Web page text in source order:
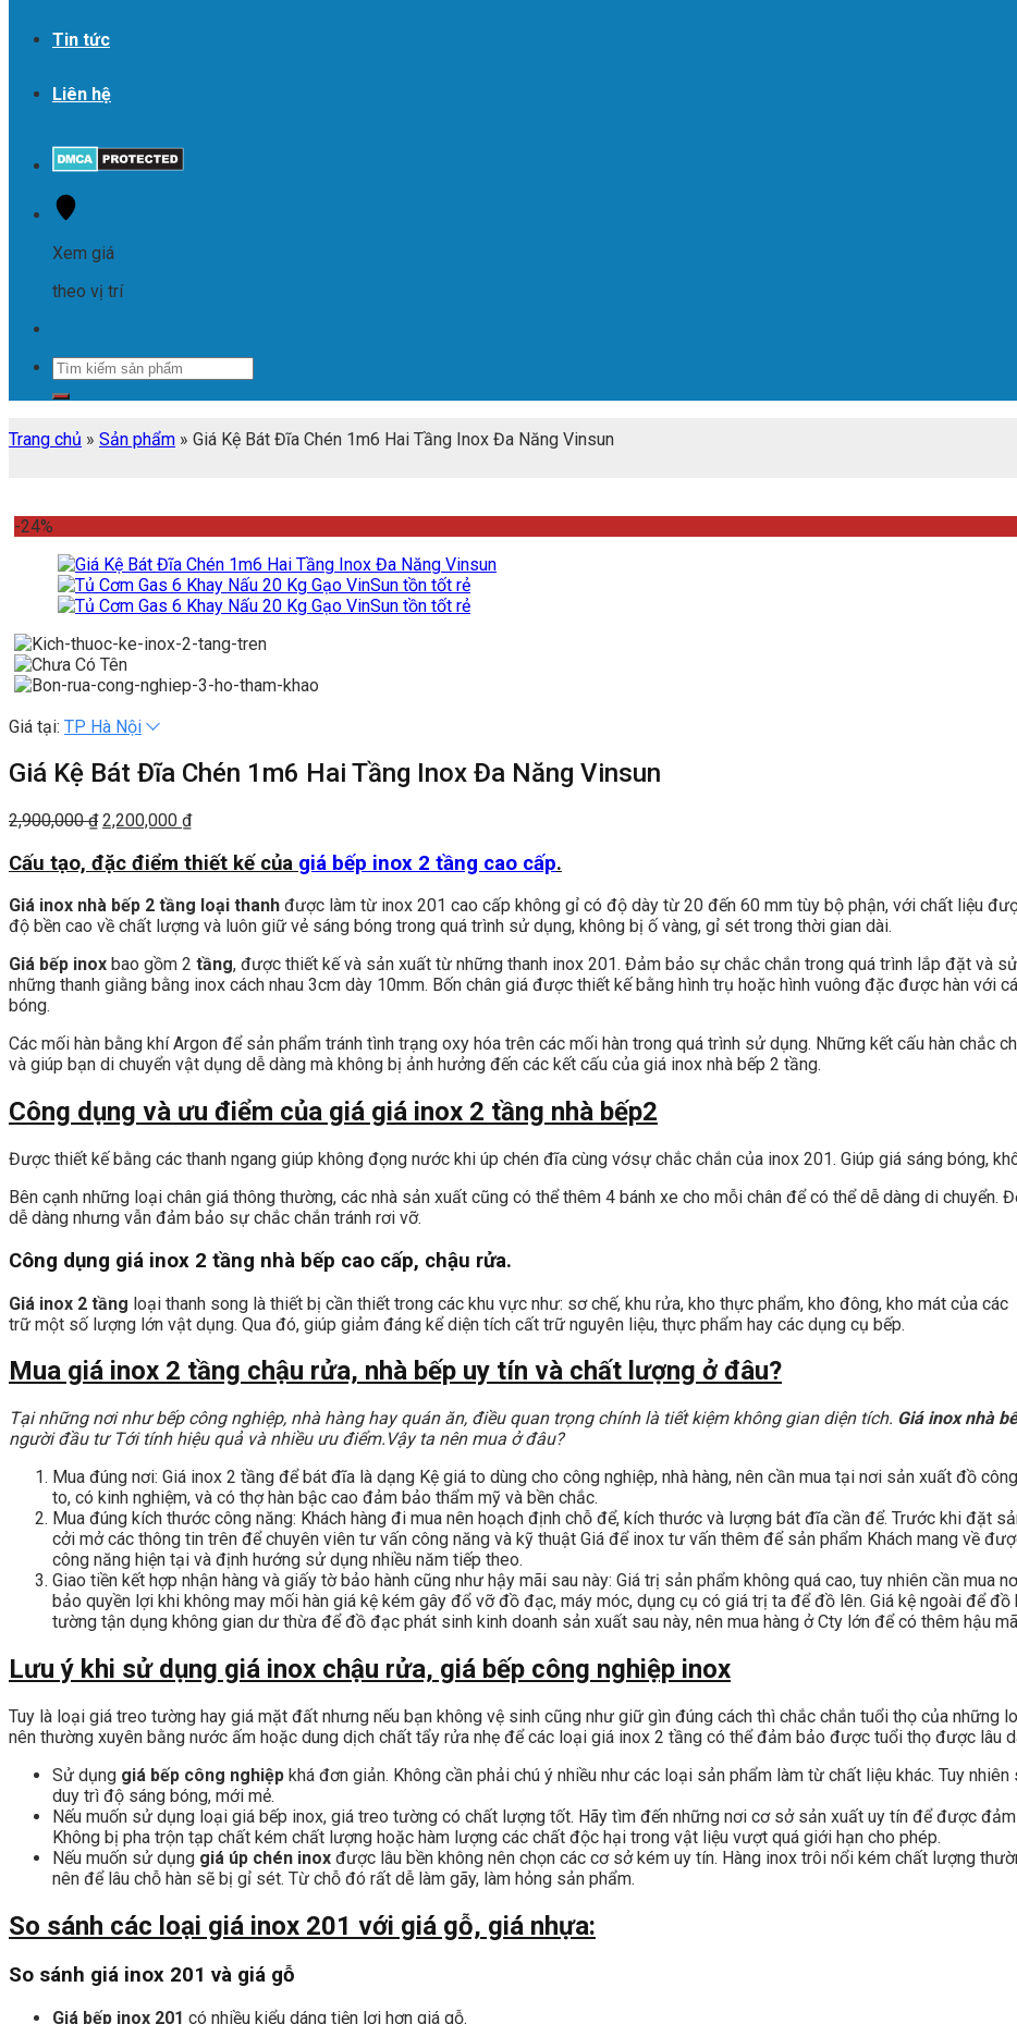
Tin tức
Liên hệ
Xem giá
theo vị trí
Tìm
kiếm:
Trang chủ » Sản phẩm » Giá Kệ Bát Đĩa Chén 1m6 Hai Tầng Inox Đa Năng Vinsun
-24%
Giá tại: TP Hà Nội
Giá Kệ Bát Đĩa Chén 1m6 Hai Tầng Inox Đa Năng Vinsun
2,900,000₫ Giá
là:
2,900,000 ₫.
2,200,000 ₫Giá
tại
2,200,000 ₫.
Cấu tạo, đặc điểm thiết kế của giá bếp inox 2 tầng cao cấp.
Giá inox nhà bếp 2 tầng loại thanh được làm từ inox 201 cao cấp không gỉ có độ dày từ 20 đến 60 mm tùy bộ phận, với chất liệu
độ bền cao về chất lượng và luôn giữ vẻ sáng bóng trong quá trình sử dụng, không bị ố vàng, gỉ sét trong thời gian dài.
Giá bếp inox bao gồm 2 tầng, được thiết kế và sản xuất từ những thanh inox 201. Đảm bảo sự chắc chắn trong quá trình lắp đặt và
những thanh giằng bằng inox cách nhau 3cm dày 10mm. Bốn chân giá được thiết kế bằng hình trụ hoặc hình vuông đặc được hàn với
bóng.
Các mối hàn bằng khí Argon để sản phẩm tránh tình trạng oxy hóa trên các mối hàn trong quá trình sử dụng. Những kết cấu hàn chắc
và giúp bạn di chuyển vật dụng dễ dàng mà không bị ảnh hưởng đến các kết cấu của giá inox nhà bếp 2 tầng.
Công dụng và ưu điểm của giá giá inox 2 tầng nhà bếp2
Được thiết kế bằng các thanh ngang giúp không đọng nước khi úp chén đĩa cùng vớsự chắc chắn của inox 201. Giúp giá sáng bóng,
Bên cạnh những loại chân giá thông thường, các nhà sản xuất cũng có thể thêm 4 bánh xe cho mỗi chân để có thể dễ dàng di
dễ dàng nhưng vẫn đảm bảo sự chắc chắn tránh rơi vỡ.
Công dụng giá inox 2 tầng nhà bếp cao cấp, chậu rửa.
Giá inox 2 tầng loại thanh song là thiết bị cần thiết trong các khu vực như: sơ chế, khu rửa, kho thực phẩm, kho đông, kho mát của
trữ một số lượng lớn vật dụng. Qua đó, giúp giảm đáng kể diện tích cất trữ nguyên liệu, thực phẩm hay các dụng cụ bếp.
Mua giá inox 2 tầng chậu rửa, nhà bếp uy tín và chất lượng ở đâu?
Tại những nơi như bếp công nghiệp, nhà hàng hay quán ăn, điều quan trọng chính là tiết kiệm không gian diện tích. Giá inox nhà
người đầu tư Tới tính hiệu quả và nhiều ưu điểm.Vậy ta nên mua ở đâu?
Mua đúng nơi: Giá inox 2 tầng để bát đĩa là dạng Kệ giá to dùng cho công nghiệp, nhà hàng, nên cần mua tại nơi sản xuất đồ
to, có kinh nghiệm, và có thợ hàn bậc cao đảm bảo thẩm mỹ và bền chắc.
Mua đúng kích thước công năng: Khách hàng đi mua nên hoạch định chỗ để, kích thước và lượng bát đĩa cần để. Trước khi đặt
cởi mở các thông tin trên để chuyên viên tư vấn công năng và kỹ thuật Giá để inox tư vấn thêm để sản phẩm Khách mang về
công năng hiện tại và định hướng sử dụng nhiều năm tiếp theo.
Giao tiền kết hợp nhận hàng và giấy tờ bảo hành cũng như hậy mãi sau này: Giá trị sản phẩm không quá cao, tuy nhiên cần
bảo quyền lợi khi không may mối hàn giá kệ kém gây đổ vỡ đồ đạc, máy móc, dụng cụ có giá trị ta để đồ lên. Giá kệ ngoài để đồ
tường tận dụng không gian dư thừa để đồ đạc phát sinh kinh doanh sản xuất sau này, nên mua hàng ở Cty lớn để có thêm hậu
Lưu ý khi sử dụng giá inox chậu rửa, giá bếp công nghiệp inox
Tuy là loại giá treo tường hay giá mặt đất nhưng nếu bạn không vệ sinh cũng như giữ gìn đúng cách thì chắc chắn tuổi thọ của những
nên thường xuyên bằng nước ấm hoặc dung dịch chất tẩy rửa nhẹ để các loại giá inox 2 tầng có thể đảm bảo được tuổi thọ được lâu
Sử dụng giá bếp công nghiệp khá đơn giản. Không cần phải chú ý nhiều như các loại sản phẩm làm từ chất liệu khác. Tuy
duy trì độ sáng bóng, mới mẻ.
Nếu muốn sử dụng loại giá bếp inox, giá treo tường có chất lượng tốt. Hãy tìm đến những nơi cơ sở sản xuất uy tín để được
Không bị pha trộn tạp chất kém chất lượng hoặc hàm lượng các chất độc hại trong vật liệu vượt quá giới hạn cho phép.
Nếu muốn sử dụng giá úp chén inox được lâu bền không nên chọn các cơ sở kém uy tín. Hàng inox trôi nổi kém chất lượng
nên để lâu chỗ hàn sẽ bị gỉ sét. Từ chỗ đó rất dễ làm gãy, làm hỏng sản phẩm.
So sánh các loại giá inox 201 với giá gỗ, giá nhựa:
So sánh giá inox 201 và giá gỗ
Giá bếp inox 201 có nhiều kiểu dáng tiện lợi hơn giá gỗ.